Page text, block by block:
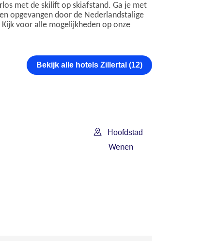
met de skilift op skiafstand. Ga je met
opgevangen door de Nederlandstalige
voor alle mogelijkheden op onze
Bekijk alle hotels Zillertal (12)
Hoofdstad
Wenen